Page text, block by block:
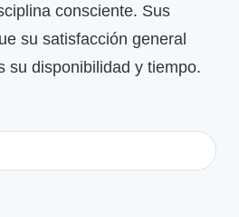
consciente. Sus
su satisfacción general
su disponibilidad y tiempo.